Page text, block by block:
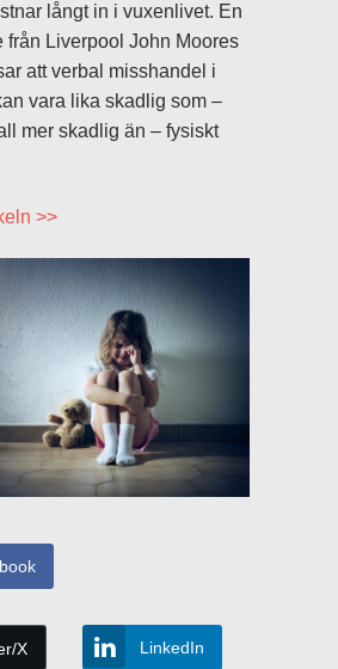
långt in i vuxenlivet. En
från Liverpool John Moores
att verbal misshandel i
vara lika skadlig som –
mer skadlig än – fysiskt
>>
X LinkedIn